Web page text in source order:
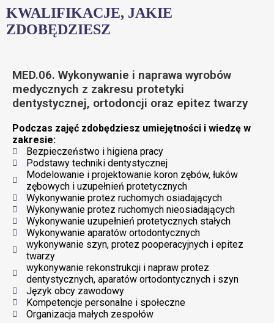
KWALIFIKACJE, JAKIE
ZDOBĘDZIESZ
MED.06. Wykonywanie i naprawa wyrobów
medycznych z zakresu protetyki
dentystycznej, ortodoncji oraz epitez twarzy
Podczas zajęć zdobędziesz umiejętności i wiedzę w
zakresie:
Bezpieczeństwo i higiena pracy
Podstawy techniki dentystycznej
Modelowanie i projektowanie koron zębów, łuków
zębowych i uzupełnień protetycznych
Wykonywanie protez ruchomych osiadających
Wykonywanie protez ruchomych nieosiadających
Wykonywanie uzupełnień protetycznych stałych
Wykonywanie aparatów ortodontycznych
wykonywanie szyn, protez pooperacyjnych i epitez
twarzy
wykonywanie rekonstrukcji i napraw protez
dentystycznych, aparatów ortodontycznych i szyn
Język obcy zawodowy
Kompetencje personalne i społeczne
Organizacja małych zespołów